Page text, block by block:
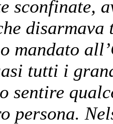
sconfinate,
mandato
tutti i
sentire
persona.